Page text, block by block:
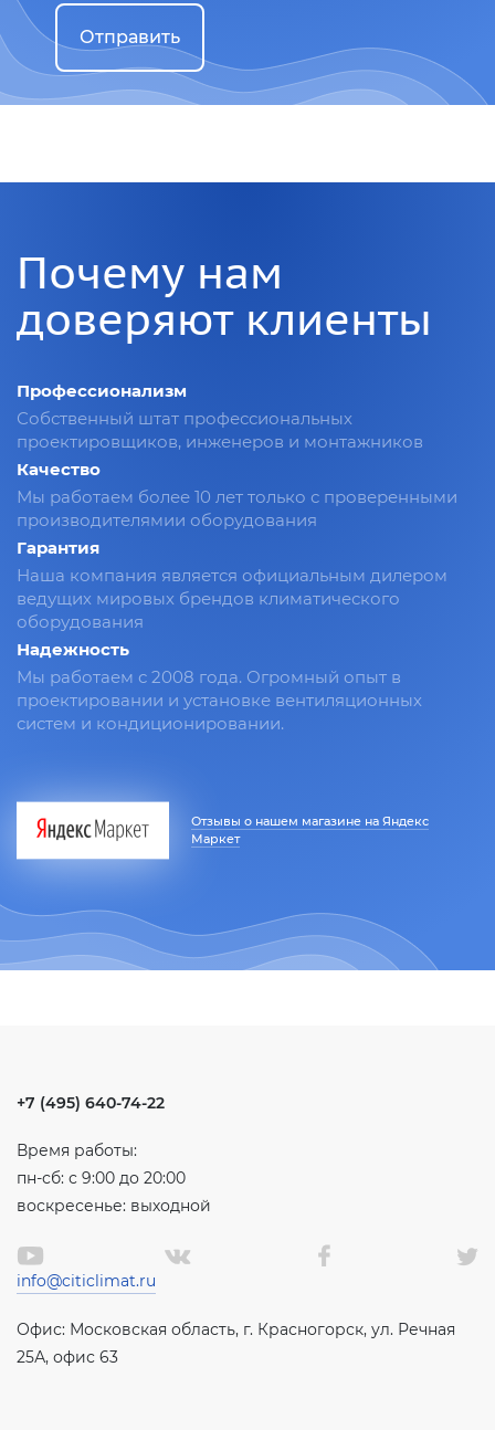
Отправить
Почему нам
доверяют клиенты
Профессионализм
Собственный штат профессиональных
проектировщиков, инженеров и монтажников
Качество
Мы работаем более 10 лет только с проверенными
производителямии оборудования
Гарантия
Наша компания является официальным дилером
ведущих мировых брендов климатического
оборудования
Надежность
Мы работаем с 2008 года. Огромный опыт в
проектировании и установке вентиляционных
систем и кондиционировании.
Отзывы о нашем магазине на Яндекс
Маркет
+7 (495) 640-74-22
Время работы:
пн-сб: с 9:00 до 20:00
воскресенье: выходной
info@citiclimat.ru
Офис: Московская область, г. Красногорск, ул. Речная
25А, офис 63